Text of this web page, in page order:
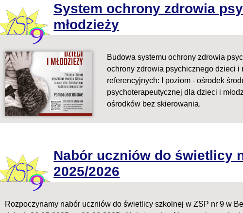
System ochrony zdrowia
młodzieży
Budowa systemu ochrony zdrowia
ochrony zdrowia psychicznego dzieci i
referencyjnych: I poziom - ośrodek
psychoterapeutycznej dla dzieci i
ośrodków bez skierowania.
Nabór uczniów do świetlicy
2025/2026
Rozpoczynamy nabór uczniów do świetlicy szkolnej w ZSP nr 9 w